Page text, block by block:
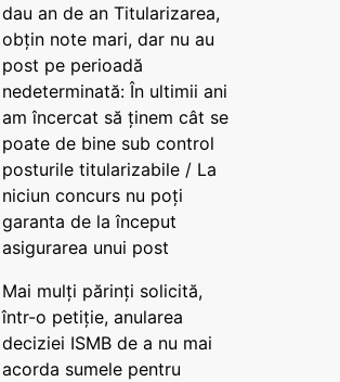
dau an de an Titularizarea,
obțin note mari, dar nu au
post pe perioadă
nedeterminată: În ultimii ani
am încercat să ținem cât se
poate de bine sub control
posturile titularizabile / La
niciun concurs nu poți
garanta de la început
asigurarea unui post
Mai mulți părinți solicită,
într-o petiție, anularea
deciziei ISMB de a nu mai
acorda sumele pentru